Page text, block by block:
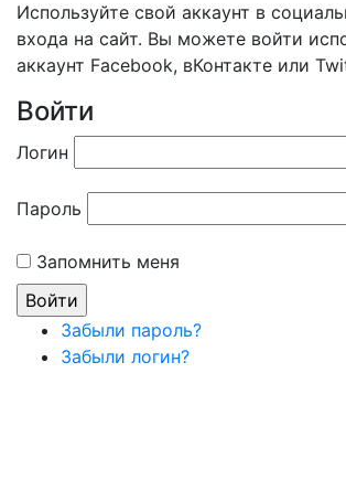
Используйте свой аккаунт в
входа на сайт. Вы можете войти
аккаунт Facebook, вКонтакте или
Войти
Логин
Пароль
Запомнить меня
Забыли пароль?
Забыли логин?